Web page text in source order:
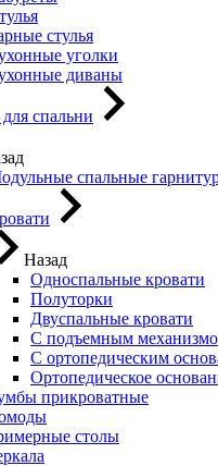
стулья
уголки
диваны
спальни
спальные
Назад
Односпальные кровати
Полуторки
Двуспальные кровати
С подъемным
С ортопедическим
Ортопедическое
прикроватные
столы